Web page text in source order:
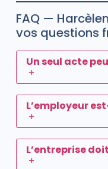
FAQ —
vos questions
Un seul acte
+
L’employeur
+
L’entreprise
+